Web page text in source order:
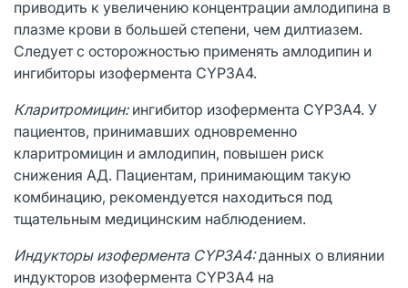
приводить к увеличению концентрации амлодипина в
плазме крови в большей степени, чем дилтиазем.
Следует с осторожностью применять амлодипин и
ингибиторы изофермента CYP3A4.
Кларитромицин: ингибитор изофермента CYP3A4. У
пациентов, принимавших одновременно
кларитромицин и амлодипин, повышен риск
снижения АД. Пациентам, принимающим такую
комбинацию, рекомендуется находиться под
тщательным медицинским наблюдением.
Индукторы изофермента CYP3A4:данных о влиянии
индукторов изофермента CYP3A4 на